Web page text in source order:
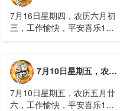
7月16日星期四，农历六月初
三，工作愉快，平安喜乐1、
伊战争或升级，特朗普召集会
议讨论大规模进攻3、深圳一
商住楼加装......
7月10日星期五，农历五月廿六，工作愉快，平安喜乐
7月10日星期五，农历五月廿
六，工作愉快，平安喜乐1、